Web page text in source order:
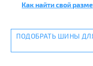
Как найти свой
ПОДОБРАТЬ ШИНЫ